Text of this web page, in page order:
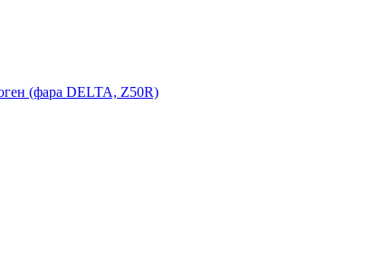
(фара DELTA, Z50R)